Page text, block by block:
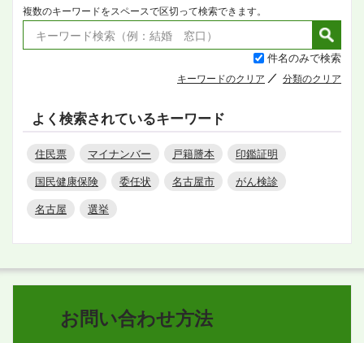
複数のキーワードをスペースで区切って検索できます。
件名のみで検索
キーワードのクリア 分類のクリア
よく検索されているキーワード
住民票 マイナンバー 戸籍謄本
印鑑証明
国民健康保険
委任状 名古屋市
がん検診
名古屋
選挙
お問い合わせ方法